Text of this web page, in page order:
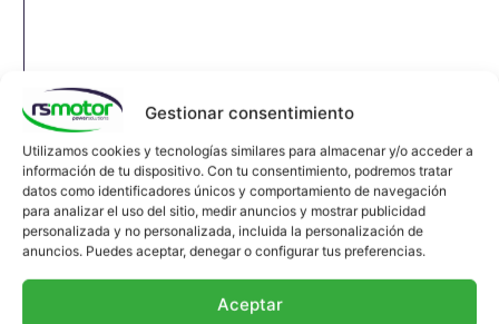
Gestionar consentimiento
Utilizamos cookies y tecnologías similares para almacenar y/o acceder a
información de tu dispositivo. Con tu consentimiento, podremos tratar
datos como identificadores únicos y comportamiento de navegación
para analizar el uso del sitio, medir anuncios y mostrar publicidad
personalizada y no personalizada, incluida la personalización de
anuncios. Puedes aceptar, denegar o configurar tus preferencias.
Aceptar